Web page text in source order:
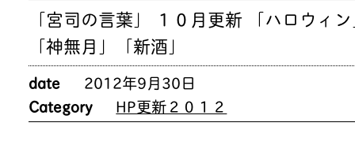
「宮司の言葉」 １０月更新 「ハロウィ
「神無月」「新酒」
date
2012年9月30日
Category
HP更新２０１２